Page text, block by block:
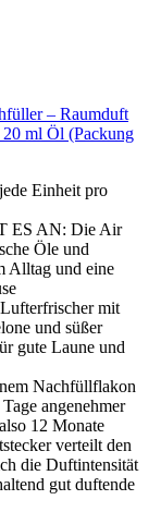
– Raumduft
ml Öl (Packung
Einheit pro
ES AN: Die Air
Öle und
Alltag und eine
mit
und süßer
gute Laune und
Nachfüllflakon
angenehmer
12 Monate
verteilt den
die Duftintensität
gut duftende